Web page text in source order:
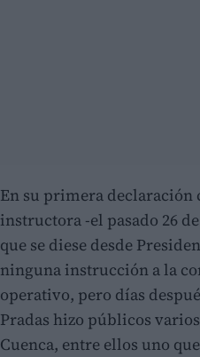
En su primera declaración
instructora -el pasado 26
que se diese desde
ninguna instrucción a la
operativo, pero días
Pradas hizo públicos
Cuenca, entre ellos uno